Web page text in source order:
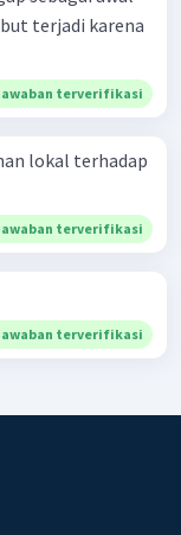
terjadi karena
terverifikasi
lokal terhadap
terverifikasi
terverifikasi